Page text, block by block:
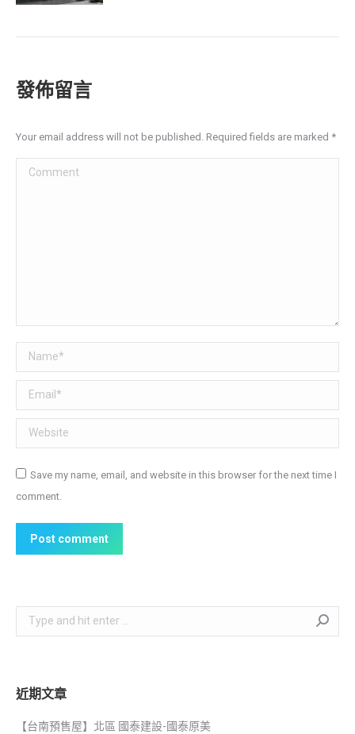
發佈留言
Your email address will not be published. Required fields are marked *
Comment
Name *
Email *
Website
Save my name, email, and website in this browser for the next time I
comment.
Post comment
Search:
近期文章
【台南預售屋】北區 國泰建設-國泰原美